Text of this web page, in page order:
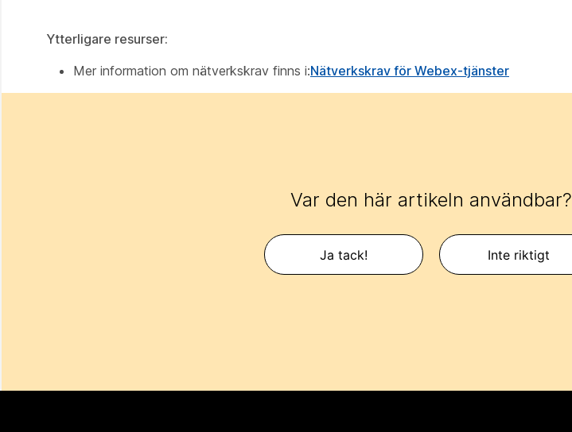
Ytterligare resurser:
Mer information om nätverkskrav finns i:Nätverkskrav för Webex-tjänster
Var den här artikeln användbar?
Ja tack! Inte riktigt